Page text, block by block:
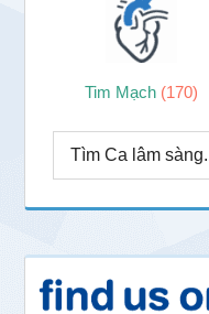
Tim Mạch (170)